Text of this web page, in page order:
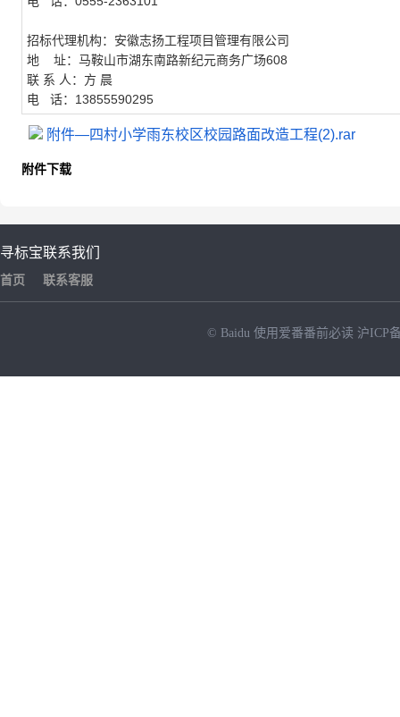
招标代理机构：安徽志扬工程项目管理有限公司
地 址：马鞍山市湖东南路新纪元商务广场608
联 系 人：方 晨
电 话：13855590295
附件—四村小学雨东校区校园路面改造工程(2).rar
附件下载
寻标宝
首页
联系我们
联系客服
© Baidu 使用爱番番前必读 沪ICP